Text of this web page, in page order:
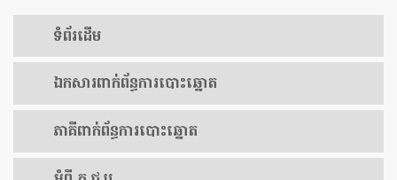
ទំព័រ​ដើម
ឯកសារ​ពាក់ព័ន្ធ​ការ​បោះឆ្នោត
​ភាគីពាក់ព័ន្ធ​​ការ​បោះឆ្នោត